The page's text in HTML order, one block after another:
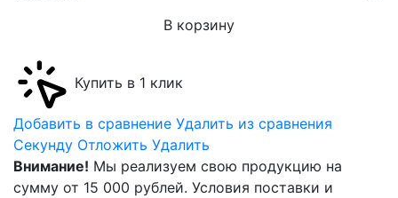
В корзину
Купить в 1 клик
Добавить в сравнение Удалить из сравнения
Cекунду Отложить Удалить
Внимание! Мы реализуем свою продукцию на
сумму от 15 000 рублей. Условия поставки и